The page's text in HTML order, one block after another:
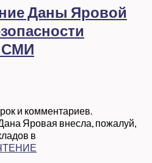
Даны Яровой
СМИ
и комментариев.
Яровая внесла, пожалуй,
в